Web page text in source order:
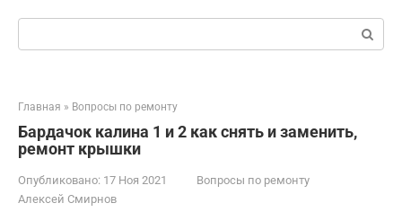
Главная » Вопросы по ремонту
Бардачок калина 1 и 2 как снять и заменить,
ремонт крышки
Опубликовано: 17 Ноя 2021
Вопросы по ремонту
Алексей Смирнов